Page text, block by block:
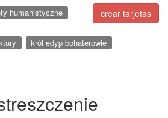
crear tarjetas
humanistyczne
król edyp bohaterowie